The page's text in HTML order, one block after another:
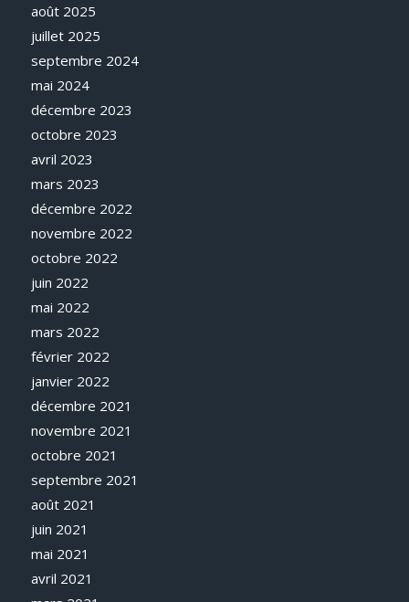
août 2025
juillet 2025
septembre 2024
mai 2024
décembre 2023
octobre 2023
avril 2023
mars 2023
décembre 2022
novembre 2022
octobre 2022
juin 2022
mai 2022
mars 2022
février 2022
janvier 2022
décembre 2021
novembre 2021
octobre 2021
septembre 2021
août 2021
juin 2021
mai 2021
avril 2021